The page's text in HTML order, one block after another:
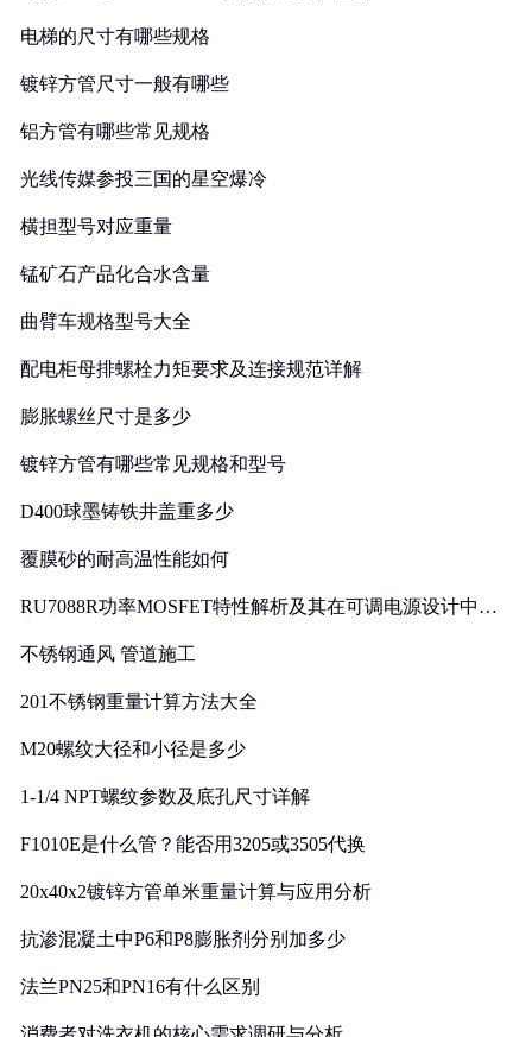
电梯的尺寸有哪些规格
镀锌方管尺寸一般有哪些
铝方管有哪些常见规格
光线传媒参投三国的星空爆冷
横担型号对应重量
锰矿石产品化合水含量
曲臂车规格型号大全
配电柜母排螺栓力矩要求及连接规范详解
膨胀螺丝尺寸是多少
镀锌方管有哪些常见规格和型号
D400球墨铸铁井盖重多少
覆膜砂的耐高温性能如何
RU7088R功率MOSFET特性解析及其在可调电源设计中的
不锈钢通风 管道施工
201不锈钢重量计算方法大全
M20螺纹大径和小径是多少
1-1/4 NPT螺纹参数及底孔尺寸详解
F1010E是什么管？能否用3205或3505代换
20x40x2镀锌方管单米重量计算与应用分析
抗渗混凝土中P6和P8膨胀剂分别加多少
法兰PN25和PN16有什么区别